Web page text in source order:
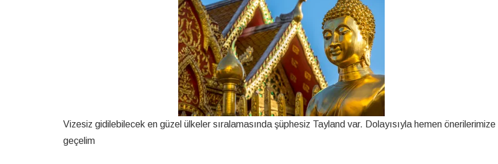
Vizesiz gidilebilecek en güzel ülkeler sıralamasında şüphesiz Tayland var. Dolayısıyla hemen önerilerimize
geçelim